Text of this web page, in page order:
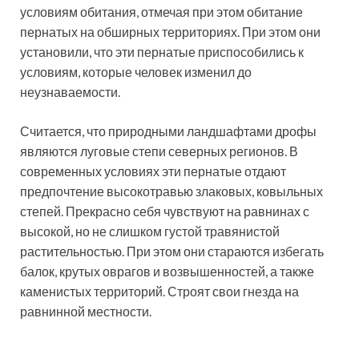
условиям обитания, отмечая при этом обитание
пернатых на обширных территориях. При этом они
установили, что эти пернатые приспособились к
условиям, которые человек изменил до
неузнаваемости.
Считается, что природными ландшафтами дрофы
являются луговые степи северных регионов. В
современных условиях эти пернатые отдают
предпочтение высокотравью злаковых, ковыльных
степей. Прекрасно себя чувствуют на равнинах с
высокой, но не слишком густой травянистой
растительностью. При этом они стараются избегать
балок, крутых оврагов и возвышенностей, а также
каменистых территорий. Строят свои гнезда на
равнинной местности.